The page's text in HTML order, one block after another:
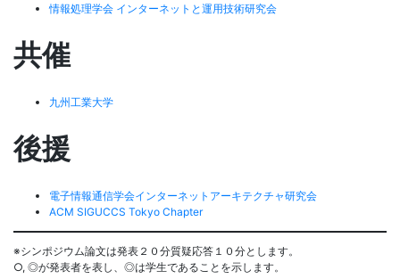
情報処理学会 インターネットと運用技術研究会
共催
九州工業大学
後援
電子情報通信学会インターネットアーキテクチャ研究会
ACM SIGUCCS Tokyo Chapter
※シンポジウム論文は発表２０分質疑応答１０分とします。
○, ◎が発表者を表し、◎は学生であることを示します。